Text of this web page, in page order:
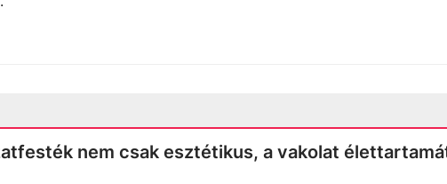
nem csak esztétikus, a vakolat